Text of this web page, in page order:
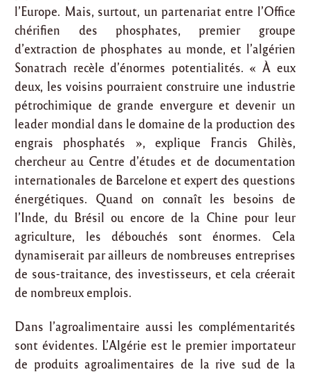
l’Europe. Mais, surtout, un partenariat entre l’Office
chérifien des phosphates, premier groupe
d’extraction de phosphates au monde, et l’algérien
Sonatrach recèle d’énormes potentialités. « À eux
deux, les voisins pourraient construire une industrie
pétrochimique de grande envergure et devenir un
leader mondial dans le domaine de la production des
engrais phosphatés », explique Francis Ghilès,
chercheur au Centre d’études et de documentation
internationales de Barcelone et expert des questions
énergétiques. Quand on connaît les besoins de
l’Inde, du Brésil ou encore de la Chine pour leur
agriculture, les débouchés sont énormes. Cela
dynamiserait par ailleurs de nombreuses entreprises
de sous-traitance, des investisseurs, et cela créerait
de nombreux emplois.
Dans l’agroalimentaire aussi les complémentarités
sont évidentes. L’Algérie est le premier importateur
de produits agroalimentaires de la rive sud de la